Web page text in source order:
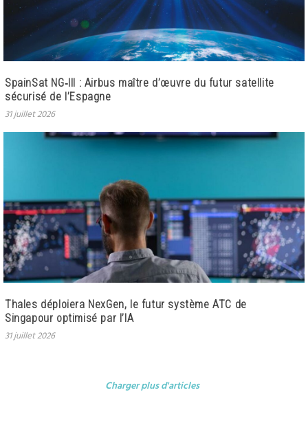
SpainSat NG‑III : Airbus maître d’œuvre du futur satellite
sécurisé de l’Espagne
31 juillet 2026
Thales déploiera NexGen, le futur système ATC de
Singapour optimisé par l’IA
31 juillet 2026
Charger plus d'articles